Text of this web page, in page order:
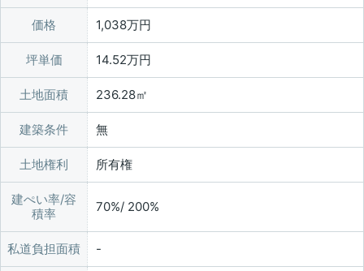
価格 1,038万円
坪単価 14.52万円
土地面積 236.28㎡
建築条件 無
土地権利 所有権
建ぺい率/容
積率
70%/ 200%
私道負担面積